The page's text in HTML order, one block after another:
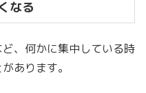
なる
、何かに集中している時
あります。